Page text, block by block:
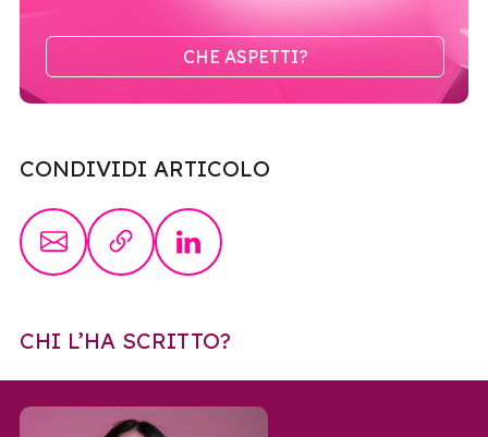
CHE ASPETTI?
CONDIVIDI ARTICOLO
CHI L’HA SCRITTO?